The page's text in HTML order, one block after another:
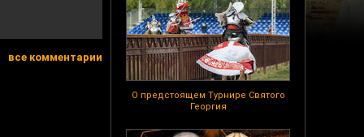
О предстоящем Турнире Святого
Георгия
все комментарии